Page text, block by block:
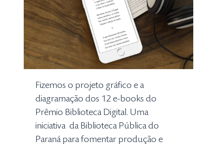
Fizemos o projeto gráfico e a
diagramação dos 12 e-books do
Prêmio Biblioteca Digital. Uma
iniciativa da Biblioteca Pública do
Paraná para fomentar produção e